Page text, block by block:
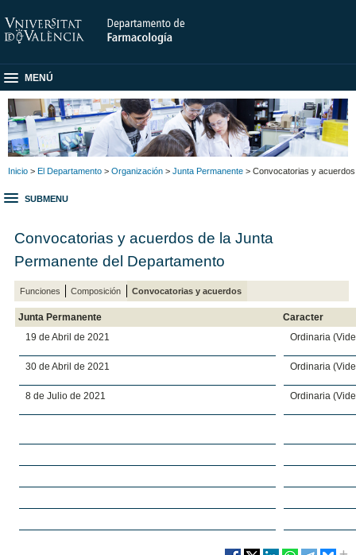
MENÚ
Inicio > El Departamento > Organización > Junta Permanente > Convocatorias y acuerdos
SUBMENU
Convocatorias y acuerdos de la Junta
Permanente del Departamento
Funciones Composición Convocatorias y acuerdos
Junta Permanente
Caracter
19 de Abril de 2021
Ordinaria
30 de Abril de 2021 Ordinaria
8 de Julio de 2021 Ordinaria